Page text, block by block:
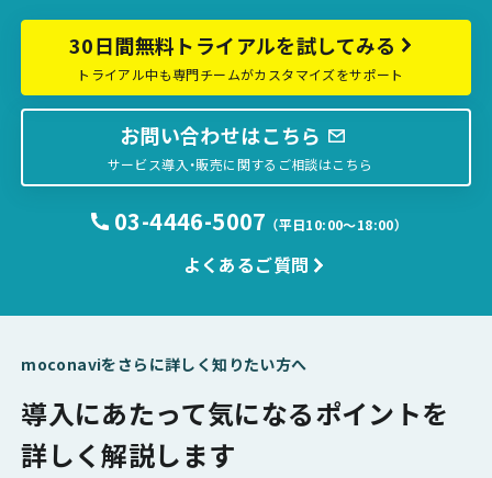
30日間無料トライアルを試してみる
トライアル中も専門チームがカスタマイズをサポート
お問い合わせはこちら
サービス導入・販売に関するご相談はこちら
03-4446-5007 （平日10:00〜18:00）
よくあるご質問
moconaviをさらに詳しく知りたい方へ
導入にあたって気になるポイントを
詳しく解説します